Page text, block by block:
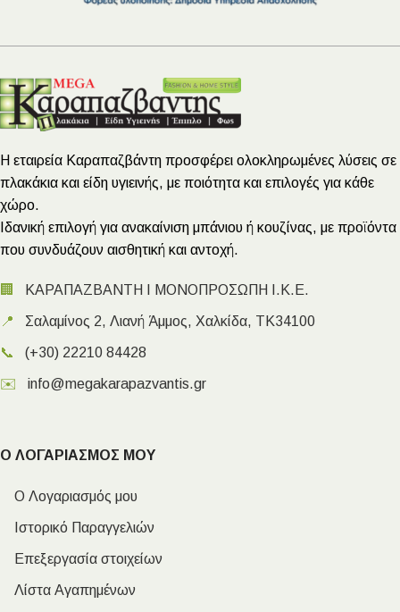
Η εταιρεία Καραπαζβάντη προσφέρει ολοκληρωμένες λύσεις σε
πλακάκια και είδη υγιεινής, με ποιότητα και επιλογές για κάθε
χώρο.
Ιδανική επιλογή για ανακαίνιση μπάνιου ή κουζίνας, με προϊόντα
που συνδυάζουν αισθητική και αντοχή.
🏢 ΚΑΡΑΠΑΖΒΑΝΤΗ Ι ΜΟΝΟΠΡΟΣΩΠΗ Ι.Κ.Ε.
📍 Σαλαμίνος 2, Λιανή Άμμος, Χαλκίδα, ΤΚ34100
📞 (+30) 22210 84428
✉️ info@megakarapazvantis.gr
Ο ΛΟΓΑΡΙΑΣΜΟΣ ΜΟΥ
Ο Λογαριασμός μου
Ιστορικό Παραγγελιών
Επεξεργασία στοιχείων
Λίστα Αγαπημένων